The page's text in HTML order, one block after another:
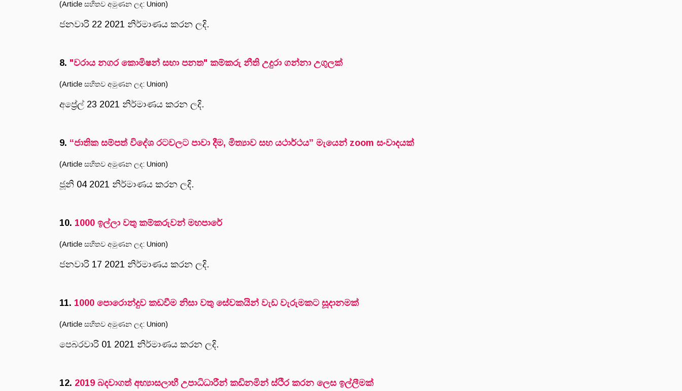
(Article සහිතව අමුණන ලද: Union)
ජනවාරි 22 2021 නිර්මාණය කරන ලදි.
8. "වරාය නගර කොමිෂන් සභා පනත" කම්කරු නීති උදුරා ගන්නා උගුලක්
(Article සහිතව අමුණන ලද: Union)
අප්‍රේල් 23 2021 නිර්මාණය කරන ලදි.
9. “ජාතික සම්පත් විදේශ රටවලට පාවා දීම, මිත්‍යාව සහ යථාර්ථය” මැයෙන් zoom සංවාදයක්
(Article සහිතව අමුණන ලද: Union)
ජූනි 04 2021 නිර්මාණය කරන ලදි.
10. 1000 ඉල්ලා වතු කම්කරුවන් මහපාරේ
(Article සහිතව අමුණන ලද: Union)
ජනවාරි 17 2021 නිර්මාණය කරන ලදි.
11. 1000 පොරොන්දුව කඩවීම නිසා වතු සේවකයින් වැඩ වැරුමකට සූදානමක්
(Article සහිතව අමුණන ලද: Union)
පෙබරවාරි 01 2021 නිර්මාණය කරන ලදි.
12. 2019 බදවාගත් අභ්‍යාසලාභී උපාධිධාරීන් කඩිනමින් ස්ථිර කරන ලෙස ඉල්ලීමක්